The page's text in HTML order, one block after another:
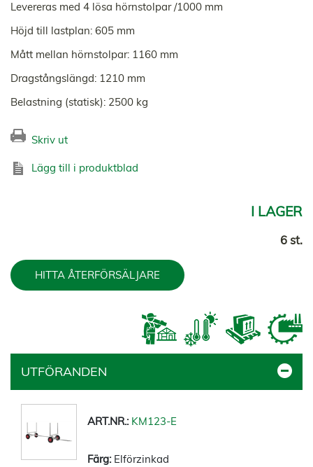
Levereras med 4 lösa hörnstolpar /1000 mm
Höjd till lastplan: 605 mm
Mått mellan hörnstolpar: 1160 mm
Dragstångslängd: 1210 mm
Belastning (statisk): 2500 kg
Skriv ut
Lägg till i produktblad
I LAGER
6 st.
HITTA ÅTERFÖRSÄLJARE
UTFÖRANDEN
KM123-E
Elförzinkad